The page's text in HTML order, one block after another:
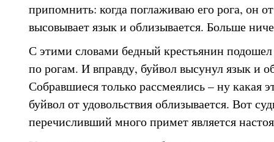
припомнить: когда поглаживаю его рога, он
высовывает язык и облизывается. Больше
С этими словами бедный крестьянин
по рогам. И вправду, буйвол высунул язык и
Собравшиеся только рассмеялись – ну какая
буйвол от удовольствия облизывается. Вот
перечисливший много примет является